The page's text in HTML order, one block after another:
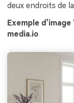
deux endroits de
Exemple
media.io